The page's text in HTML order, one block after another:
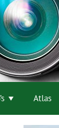
Atlas